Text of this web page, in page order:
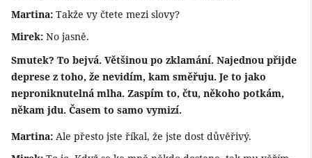
Martina: Takže vy čtete mezi slovy?
Mirek: No jasně.
Smutek? To bejvá. Většinou po zklamání. Najednou přijde
deprese z toho, že nevidím, kam směřuju. Je to jako
neproniknutelná mlha. Zaspím to, čtu, někoho potkám,
někam jdu. Časem to samo vymizí.
Martina: Ale přesto jste říkal, že jste dost důvěřivý.